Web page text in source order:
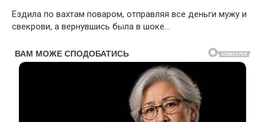
Ездила по вахтам поваром, отправляя все деньги мужу и
свекрови, а вернувшись была в шоке…